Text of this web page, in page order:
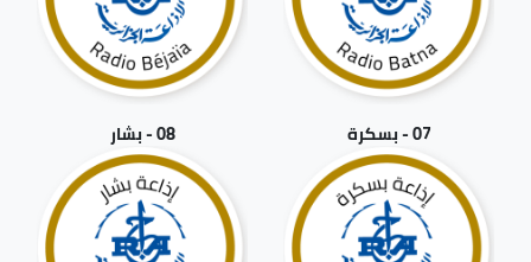
07 - بسكرة 08 - بشار